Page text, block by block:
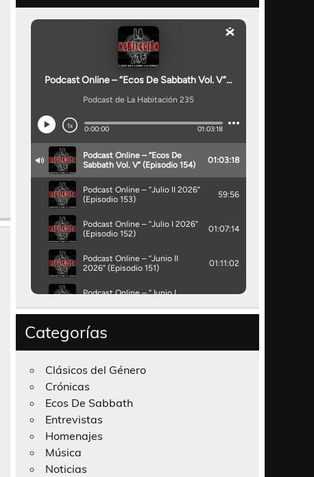
Categorías
Clásicos del Género
Crónicas
Ecos De Sabbath
Entrevistas
Homenajes
Música
Noticias